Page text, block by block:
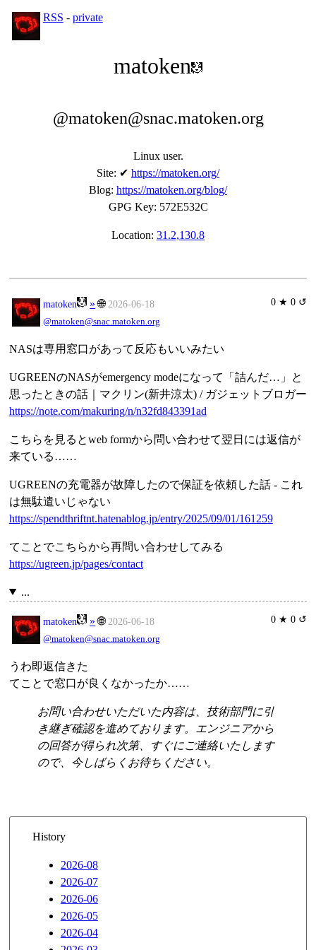
RSS - private
matoken
@matoken@snac.matoken.org
Linux user.
Site: ✔ https://matoken.org/
Blog: https://matoken.org/blog/
GPG Key: 572E532C
Location: 31.2,130.8
0 ★ 0 ↺
matoken » 🌐 2026-06-18
@matoken@snac.matoken.org
NASは専用窓口があって反応もいいみたい
UGREENのNASがemergency modeになって「詰んだ…」と
思ったときの話｜マクリン(新井涼太) / ガジェットブロガー
https://note.com/makuring/n/n32fd843391ad
こちらを見るとweb formから問い合わせて翌日には返信が
来ている……
UGREENの充電器が故障したので保証を依頼した話 - これ
は無駄遣いじゃない
https://spendthriftnt.hatenablog.jp/entry/2025/09/01/161259
てことでこちらから再問い合わせしてみる
https://ugreen.jp/pages/contact
...
0 ★ 0 ↺
matoken » 🌐 2026-06-18
@matoken@snac.matoken.org
うわ即返信きた
てことで窓口が良くなかったか……
お問い合わせいただいた内容は、技術部門に引
き継ぎ確認を進めております。エンジニアから
の回答が得られ次第、すぐにご連絡いたします
ので、今しばらくお待ちください。
History
2026-08
2026-07
2026-06
2026-05
2026-04